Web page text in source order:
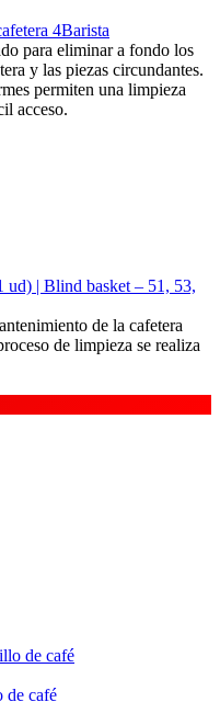
4Barista
para eliminar a fondo los
y las piezas circundantes.
permiten una limpieza
acceso.
ud) | Blind basket – 51, 53,
de la cafetera
de limpieza se realiza
de café